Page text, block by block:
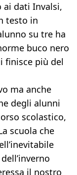
ai dati Invalsi,
testo in
su tre ha
buco nero
finisce più del
ma anche
degli alunni
scolastico,
scuola che
il nostro